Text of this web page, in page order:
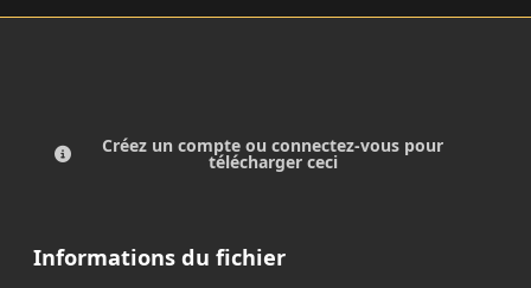
Créez un compte ou connectez-vous pour
télécharger ceci
Informations du fichier